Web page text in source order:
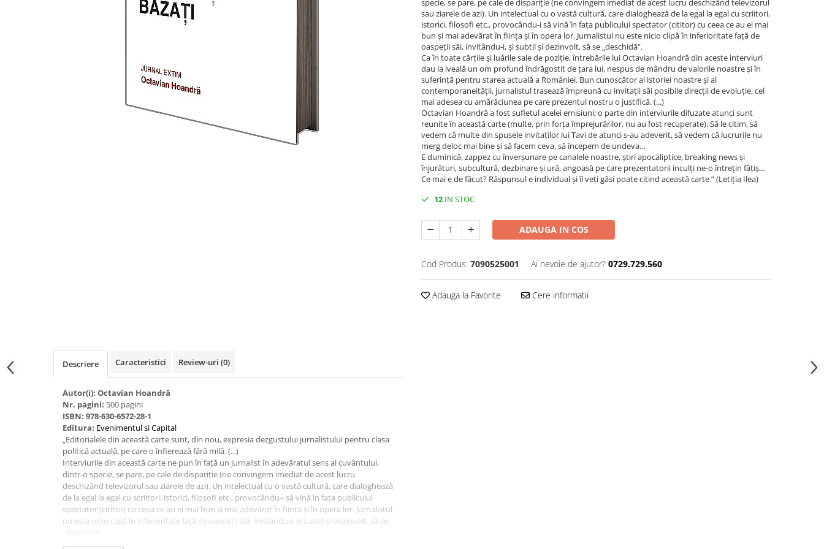
Reviste
Evenimentul Istoric
Evenimentul istoric - editii
specie, se pare, pe cale de dispariție (ne convingem imediat de acest lucru deschizând televizorul
sau ziarele de azi). Un intelectual cu o vastă cultură, care dialoghează de la egal la egal cu scriitori,
istorici, filosofi etc., provocându-i să vină în fața publicului spectator (cititor) cu ceea ce au ei mai
bun și mai adevărat în ființa și în opera lor. Jurnalistul nu este nicio clipă în inferioritate față de
oaspeții săi, invitându-i, și subtil și dezinvolt, să se „deschidă”.
Ca în toate cărțile și luările sale de poziție, întrebările lui Octavian Hoandră din aceste interviuri
dau la iveală un om profund îndrăgostit de țara lui, nespus de mândru de valorile noastre și în
suferință pentru starea actuală a României. Bun cunoscător al istoriei noastre și al
contemporaneității, jurnalistul trasează împreună cu invitații săi posibile direcții de evoluție, cel
mai adesea cu amărăciunea pe care prezentul nostru o justifică. (...)
Octavian Hoandră a fost sufletul acelei emisiuni; o parte din interviurile difuzate atunci sunt
reunite în această carte (multe, prin forța împrejurărilor, nu au fost recuperate). Să le citim, să
vedem că multe din spusele invitaților lui Tavi de atunci s-au adeverit, să vedem că lucrurile nu
merg deloc mai bine și să facem ceva, să începem de undeva...
E duminică, zappez cu înverșunare pe canalele noastre, știri apocaliptice, breaking news și
înjurături, subcultură, dezbinare și ură, angoasă pe care prezentatorii inculți ne-o întrețin fățiș...
Ce mai e de făcut? Răspunsul e individual și îl veți găsi poate citind această carte.” (Letiția Ilea)
12 IN STOC
ADAUGA IN COS
Cod Produs: 7090525001 Ai nevoie de ajutor? 0729.729.560
Adauga la Favorite Cere informatii
Descriere Caracteristici Review-uri (0)
Autor(i): Octavian Hoandră
Nr. pagini: 500 pagini
ISBN: 978-630-6572-28-1
Editura: Evenimentul si Capital
„Editorialele din această carte sunt, din nou, expresia dezgustului jurnalistului pentru clasa
politică actuală, pe care o înfierează fără milă. (...)
Interviurile din această carte ne pun în față un jurnalist în adevăratul sens al cuvântului,
dintr-o specie, se pare, pe cale de dispariție (ne convingem imediat de acest lucru
deschizând televizorul sau ziarele de azi). Un intelectual cu o vastă cultură, care dialoghează
de la egal la egal cu scriitori, istorici, filosofi etc., provocându-i să vină în fața publicului
spectator (cititor) cu ceea ce au ei mai bun și mai adevărat în ființa și în opera lor. Jurnalistul
nu este nicio clipă în inferioritate față de oaspeții săi, invitându-i, și subtil și dezinvolt, să se
Ca în toate cărțile și luările sale de poziție, întrebările lui Octavian Hoandră din aceste